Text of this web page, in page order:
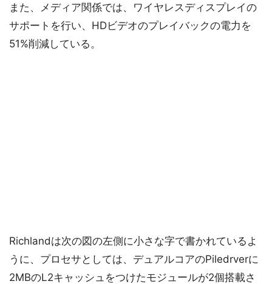
また、メディア関係では、ワイヤレスディスプレイの
サポートを行い、HDビデオのプレイバックの電力を
51%削減している。
Richlandは次の図の左側に小さな字で書かれているよ
うに、プロセサとしては、デュアルコアのPiledrverに
2MBのL2キャッシュをつけたモジュールが2個搭載さ